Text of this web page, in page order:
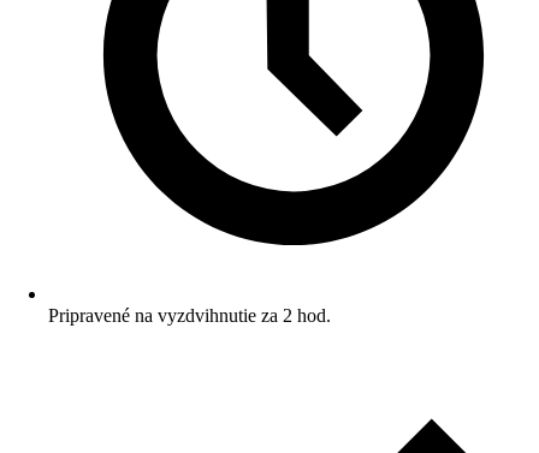
Pripravené na vyzdvihnutie za 2 hod.